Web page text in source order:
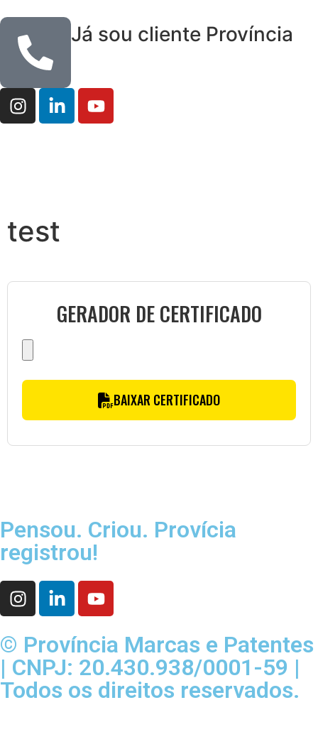
Já sou cliente Província
test
GERADOR DE CERTIFICADO
BAIXAR CERTIFICADO
Pensou. Criou. Provícia
registrou!
© Província Marcas e Patentes
| CNPJ: 20.430.938/0001-59 |
Todos os direitos reservados.